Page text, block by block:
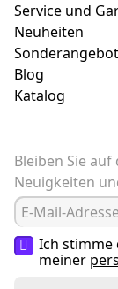
Service und
Neuheiten
Blog
Katalog
Bleiben Sie
Neuigkeiten
Ich stimme
meiner